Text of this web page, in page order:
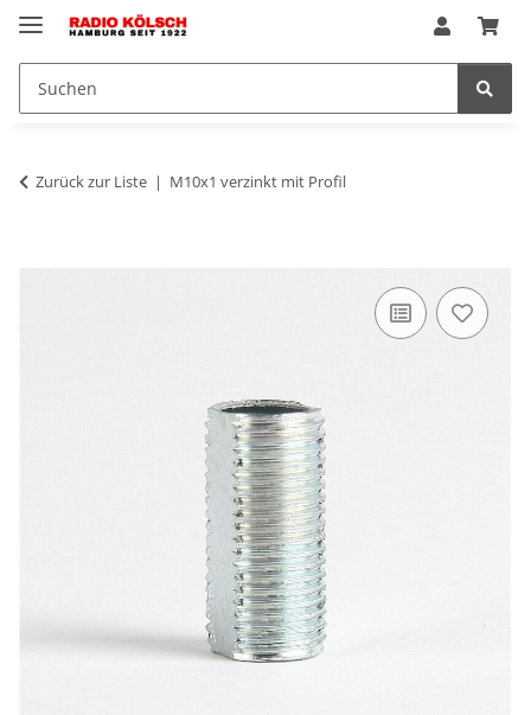
Zurück zur Liste M10x1 verzinkt mit Profil